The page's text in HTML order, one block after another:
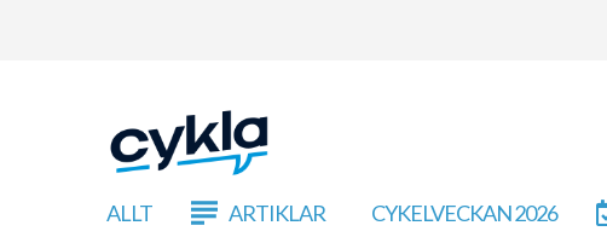
ALLT ARTIKLAR CYKELVECKAN 2026